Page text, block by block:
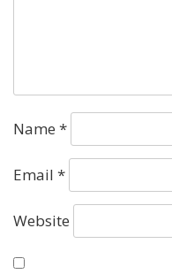
Name *
Email *
Website